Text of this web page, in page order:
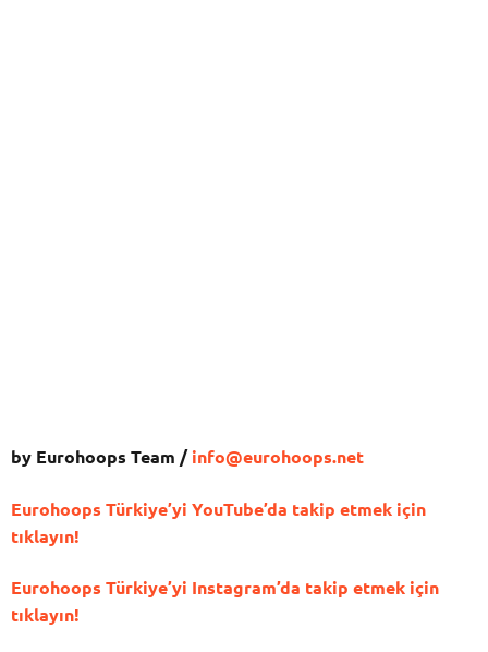
by Eurohoops Team /info@eurohoops.net
Eurohoops Türkiye’yi YouTube’da takip etmek için
tıklayın!
Eurohoops Türkiye’yi Instagram’da takip etmek için
tıklayın!